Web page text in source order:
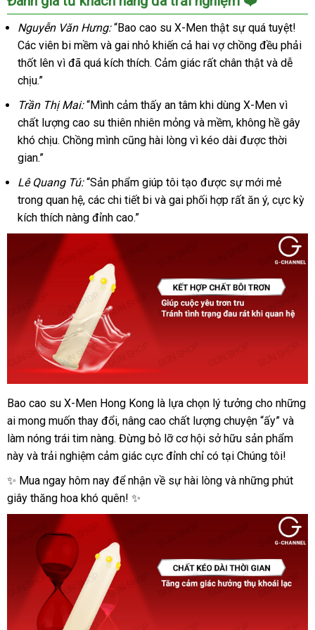
Cao
Su
X-
men
Bi
To
Gai
Li
Ti
Hộp
1
Cái
Thích
Tuyệt
Nguyễn Văn Hưng:“Bao cao su X-Men thật sự quá tuyệt!
Các viên bi mềm và gai nhỏ khiến cả hai vợ chồng đều phải
thốt lên vì đã quá kích thích. Cảm giác rất chân thật và dễ
chịu.”
Trần Thị Mai:“Mình cảm thấy an tâm khi dùng X-Men vì
chất lượng cao su thiên nhiên mỏng và mềm, không hề gây
khó chịu. Chồng mình cũng hài lòng vì kéo dài được thời
gian.”
Lê Quang Tú:“Sản phẩm giúp tôi tạo được sự mới mẻ
trong quan hệ, các chi tiết bi và gai phối hợp rất ăn ý, cực kỳ
kích thích nàng đỉnh cao.”
Bao
Cao
Su
X-
Bi
To
Gai
Cái
Thích
Bao cao su X-Men Hong Kong là lựa chọn lý tưởng cho những
ai mong muốn thay đổi, nâng cao chất lượng chuyện “ấy” và
làm nóng trái tim nàng. Đừng bỏ lỡ cơ hội sở hữu sản phẩm
này và trải nghiệm cảm giác cực đỉnh chỉ có tại Chúng tôi!
✨ Mua ngay hôm nay để nhận về sự hài lòng và những phút
giây thăng hoa khó quên! ✨